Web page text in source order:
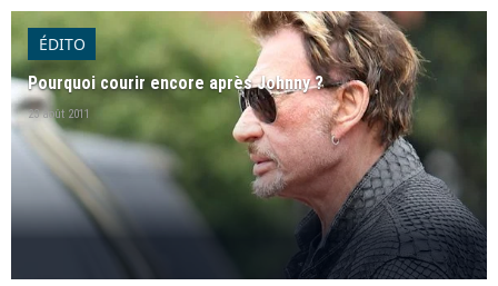
ÉDITO
Pourquoi courir encore après Johnny ?
23 août 2011